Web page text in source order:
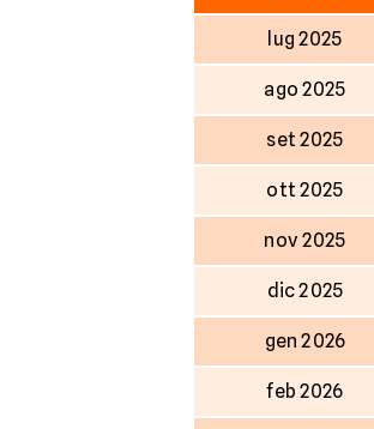
lug 2025
ago 2025
set 2025
ott 2025
nov 2025
dic 2025
gen 2026
feb 2026